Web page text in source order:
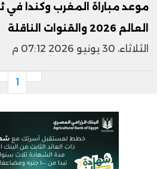
موعد مباراة المغرب وكندا
العالم 2026 والقنوات الناقلة
الثلاثاء، 30 يونيو 2026 07:12 م
1